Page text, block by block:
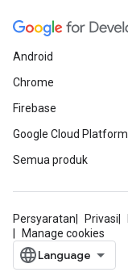
Android
Chrome
Firebase
Google Cloud Platform
Semua produk
Persyaratan Privasi
Manage cookies